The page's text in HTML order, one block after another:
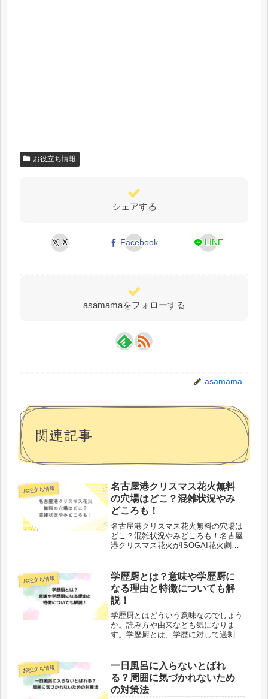
お役立ち情報
シェアする
X Facebook LINE
asamamaをフォローする
asamama
関連記事
お役立ち情報
名古屋港クリスマス花火無料
の穴場はどこ？混雑状況やみ
どころも！
名古屋港クリスマス花火無料の穴場は
どこ？混雑状況やみどころも！名古屋
港クリスマス花火がISOGAI花火劇場
があります。毎年人気の花火大会で混
雑状況やみどころなども気になり...
お役立ち情報
学歴厨とは？意味や学歴厨に
なる理由と特徴についても解
説！
学歴厨とはどういう意味なのでしょう
か。読み方や由来なども気になりま
す。学歴厨とは、学歴に対して過剰な
学歴が就職や社会的成功に直結すると
考え方がまだまだあります。この記事
では...
お役立ち情報
一日風呂に入らないとばれ
る？周囲に気づかれないため
の対策法